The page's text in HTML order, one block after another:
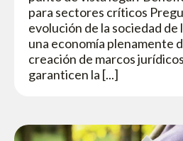
para sectores críticos
evolución de la sociedad
una economía plenamente
creación de marcos
garanticen la [...]